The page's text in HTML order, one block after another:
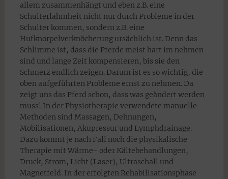
allem zusammenhängt und eben z.B. eine
Schulterlahmheit nicht nur durch Probleme in der
Schulter kommen, sondern z.B. eine
Hufknorpelverknöcherung ursächlich ist. Denn das
Schlimme ist, dass die Pferde meist hart im nehmen
sind und lange Zeit kompensieren, bis sie den
Schmerz endlich zeigen. Darum ist es so wichtig, die
oben aufgeführten Probleme ernst zu nehmen. Da
zeigt uns das Pferd schon, dass was geändert werden
muss! In der Physiotherapie verwendete manuelle
Methoden sind Massagen, Dehnungen,
Mobilisationen, Akupressur und Lymphdrainage.
Dazu kommt je nach Fall noch die physikalische
Therapie mit Wärme- oder Kältebehandlungen,
Druck, Strom, Licht (Laser), Ultraschall und
Magnetfeld. In der erfolgten Rehabilisationsphase